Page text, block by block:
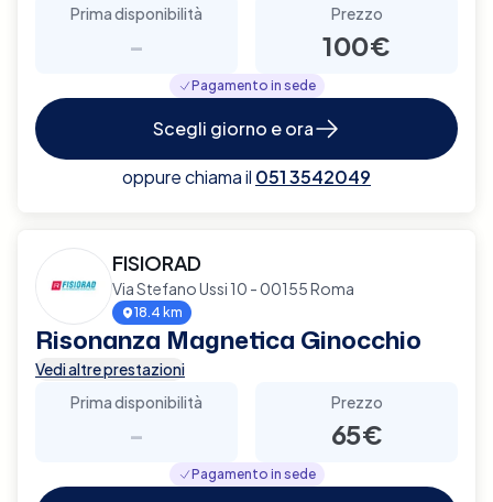
Prima disponibilità
-
Prezzo
100€
Pagamento in sede
Scegli giorno e ora
oppure chiama il 051 3542049
FISIORAD
Via Stefano Ussi 10 - 00155 Roma
18.4 km
Risonanza Magnetica Ginocchio
Vedi altre prestazioni
Prima disponibilità
-
Prezzo
65€
Pagamento in sede